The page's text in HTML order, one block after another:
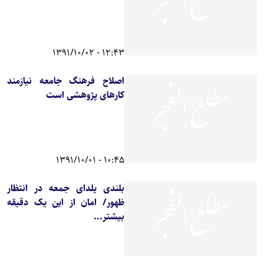
12:43 - 1391/10/02
اصلاح فرهنگ جامعه نیازمند
کارهای پژوهشی است
10:45 - 1391/10/01
بلندی یلدای جمعه در انتظار
ظهور/ امان از این یک دقیقه
بیشتر...